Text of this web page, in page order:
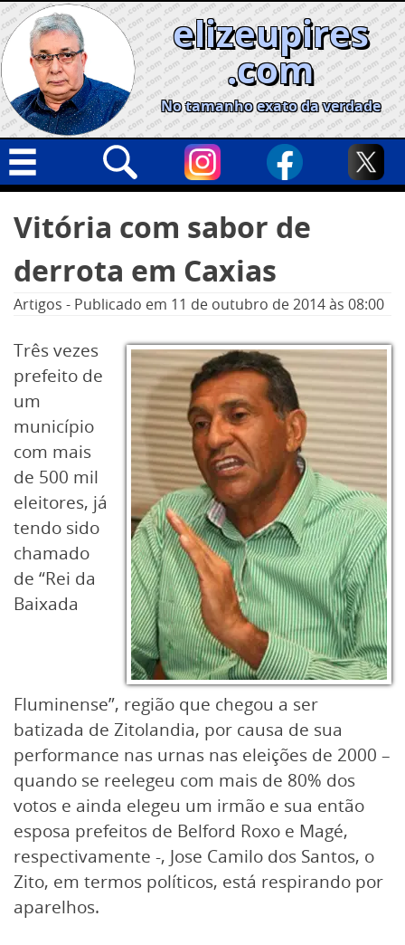
Skip
to
content
elizeupires
.com
No tamanho exato da verdade
Geral
Cidades
Política
Opinião
Informe especial
por:
Vitória com sabor de
derrota em Caxias
Artigos - Publicado em 11 de outubro de 2014às 08:00
Três vezes
prefeito de
um
município
com mais
de 500 mil
eleitores, já
tendo sido
chamado
de “Rei da
Baixada
Fluminense”, região que chegou a ser
batizada de Zitolandia, por causa de sua
performance nas urnas nas eleições de 2000 –
quando se reelegeu com mais de 80% dos
votos e ainda elegeu um irmão e sua então
esposa prefeitos de Belford Roxo e Magé,
respectivamente -, Jose Camilo dos Santos, o
Zito, em termos políticos, está respirando por
aparelhos.